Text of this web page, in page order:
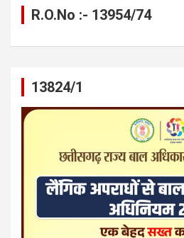
R.O.No :- 13954/74
13824/1